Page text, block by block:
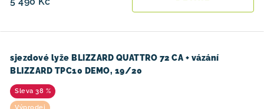
sjezdové lyže BLIZZARD QUATTRO 72 CA + vázání
BLIZZARD TPC10 DEMO, 19/20
38 %